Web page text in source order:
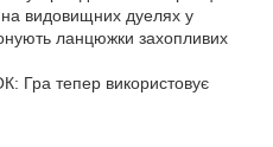
на видовищних дуелях у
ланцюжки захопливих
тепер використовує